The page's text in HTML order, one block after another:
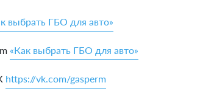
выбрать ГБО для авто»
«Как выбрать ГБО для авто»
https://vk.com/gasperm